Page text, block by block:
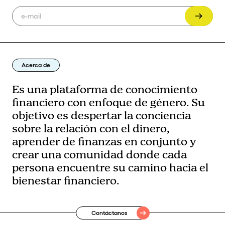
Acerca de
Es una plataforma de conocimiento
financiero con enfoque de género. Su
objetivo es despertar la conciencia
sobre la relación con el dinero,
aprender de finanzas en conjunto y
crear una comunidad donde cada
persona encuentre su camino hacia el
bienestar financiero.
Contáctanos